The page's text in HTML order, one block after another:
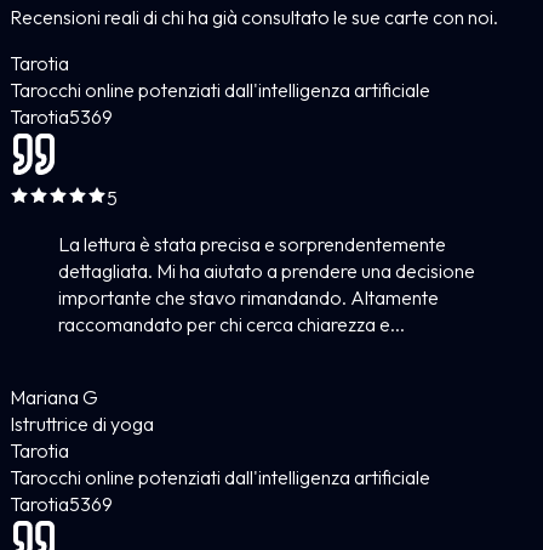
Recensioni reali di chi ha già consultato le sue carte con noi.
Tarotia
Tarocchi online potenziati dall'intelligenza artificiale
Tarotia5369
5
La lettura è stata precisa e sorprendentemente
dettagliata. Mi ha aiutato a prendere una decisione
importante che stavo rimandando. Altamente
raccomandato per chi cerca chiarezza e...
Mariana G
Istruttrice di yoga
Tarotia
Tarocchi online potenziati dall'intelligenza artificiale
Tarotia5369